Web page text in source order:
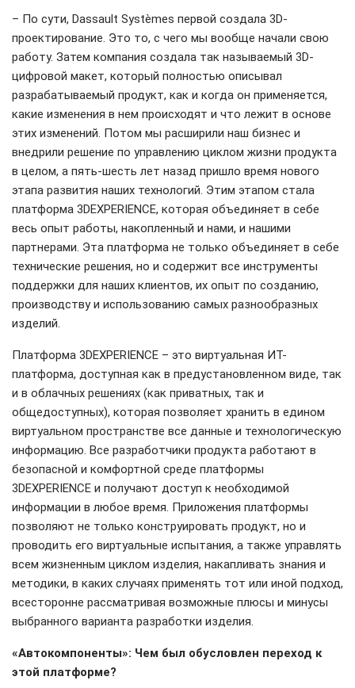
– По сути, Dassault Systèmes первой создала 3D-
проектирование. Это то, с чего мы вообще начали свою
работу. Затем компания создала так называемый 3D-
цифровой макет, который полностью описывал
разрабатываемый продукт, как и когда он применяется,
какие изменения в нем происходят и что лежит в основе
этих изменений. Потом мы расширили наш бизнес и
внедрили решение по управлению циклом жизни продукта
в целом, а пять-шесть лет назад пришло время нового
этапа развития наших технологий. Этим этапом стала
платформа 3DEXPERIENCE, которая объединяет в себе
весь опыт работы, накопленный и нами, и нашими
партнерами. Эта платформа не только объединяет в себе
технические решения, но и содержит все инструменты
поддержки для наших клиентов, их опыт по созданию,
производству и использованию самых разнообразных
изделий.
Платформа 3DEXPERIENCE – это виртуальная ИТ-
платформа, доступная как в предустановленном виде, так
и в облачных решениях (как приватных, так и
общедоступных), которая позволяет хранить в едином
виртуальном пространстве все данные и технологическую
информацию. Все разработчики продукта работают в
безопасной и комфортной среде платформы
3DEXPERIENCE и получают доступ к необходимой
информации в любое время. Приложения платформы
позволяют не только конструировать продукт, но и
проводить его виртуальные испытания, а также управлять
всем жизненным циклом изделия, накапливать знания и
методики, в каких случаях применять тот или иной подход,
всесторонне рассматривая возможные плюсы и минусы
выбранного варианта разработки изделия.
«Автокомпоненты»: Чем был обусловлен переход к
этой платформе?